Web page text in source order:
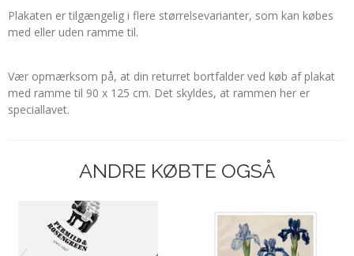
Plakaten er tilgængelig i flere størrelsevarianter, som kan købes
med eller uden ramme til.
Vær opmærksom på, at din returret bortfalder ved køb af plakat
med ramme til 90 x 125 cm. Det skyldes, at rammen her er
speciallavet.
ANDRE KØBTE OGSÅ